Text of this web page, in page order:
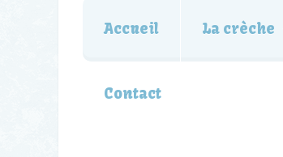
Accueil La crèche
Contact